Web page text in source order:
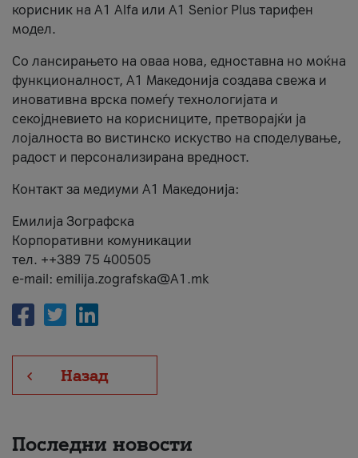
корисник на А1 Alfa или A1 Senior Plus тарифен
модел.
Со лансирањето на оваа нова, едноставна но моќна
функционалност, А1 Македонија создава свежа и
иновативна врска помеѓу технологијата и
секојдневието на корисниците, претворајќи ја
лојалноста во вистинско искуство на споделување,
радост и персонализирана вредност.
Контакт за медиуми А1 Македонија:
Емилија Зографска
Корпоративни комуникации
тел. ++389 75 400505
e-mail: emilija.zografska@A1.mk
Назад
Последни новости